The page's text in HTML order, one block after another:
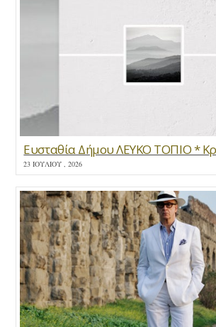
Ευσταθία Δήμου ΛΕΥΚΟ ΤΟΠΙΟ *
23 ΙΟΥΛΊΟΥ , 2026